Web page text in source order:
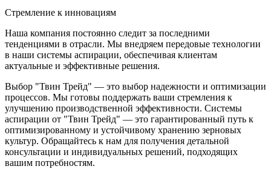
Стремление к инновациям
Наша компания постоянно следит за последними
тенденциями в отрасли. Мы внедряем передовые технологии
в наши системы аспирации, обеспечивая клиентам
актуальные и эффективные решения.
Выбор "Твин Трейд" — это выбор надежности и оптимизации
процессов. Мы готовы поддержать ваши стремления к
улучшению производственной эффективности. Системы
аспирации от "Твин Трейд" — это гарантированный путь к
оптимизированному и устойчивому хранению зерновых
культур. Обращайтесь к нам для получения детальной
консультации и индивидуальных решений, подходящих
вашим потребностям.